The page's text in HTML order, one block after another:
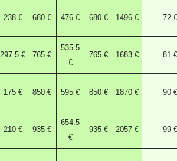
238 € 680 € 476 € 680 € 1496 € 72 €
297.5 € 765 €
535.5
€
765 € 1683 € 81 €
175 € 850 € 595 € 850 € 1870 € 90 €
210 € 935 €
654.5
€
935 € 2057 € 99 €